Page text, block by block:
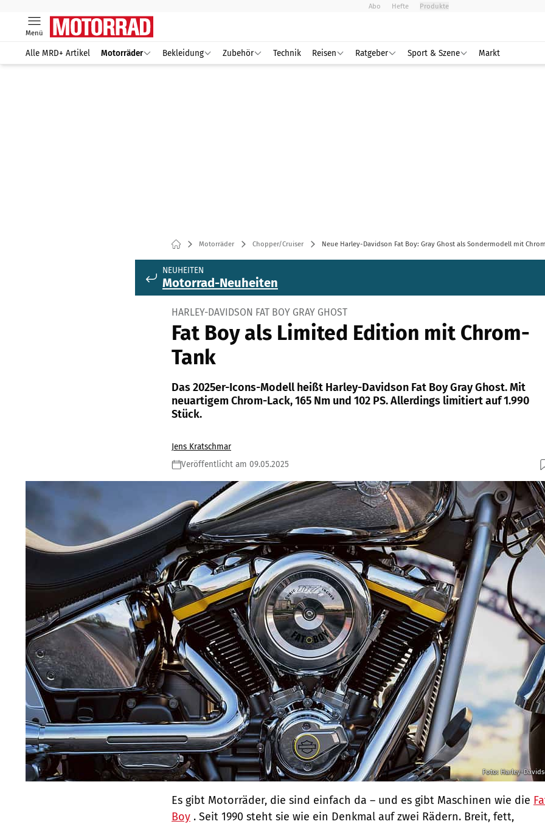
Abo Hefte Produkte
Menü
Alle MRD+ Artikel Motorräder Bekleidung Zubehör Technik Reisen Ratgeber Sport & Szene Markt
Motorräder Chopper/Cruiser Neue Harley-Davidson Fat Boy: Gray Ghost als Sondermodell mit
NEUHEITEN
Motorrad-Neuheiten
HARLEY-DAVIDSON FAT BOY GRAY GHOST
Fat Boy als Limited Edition mit Chrom-
Tank
Das 2025er-Icons-Modell heißt Harley-Davidson Fat Boy Gray Ghost. Mit
neuartigem Chrom-Lack, 165 Nm und 102 PS. Allerdings limitiert auf 1.990
Stück.
Jens Kratschmar
Veröffentlicht am 09.05.2025
Foto: Harley-
Es gibt Motorräder, die sind einfach da – und es gibt Maschinen wie die
Boy . Seit 1990 steht sie wie ein Denkmal auf zwei Rädern. Breit, fett,